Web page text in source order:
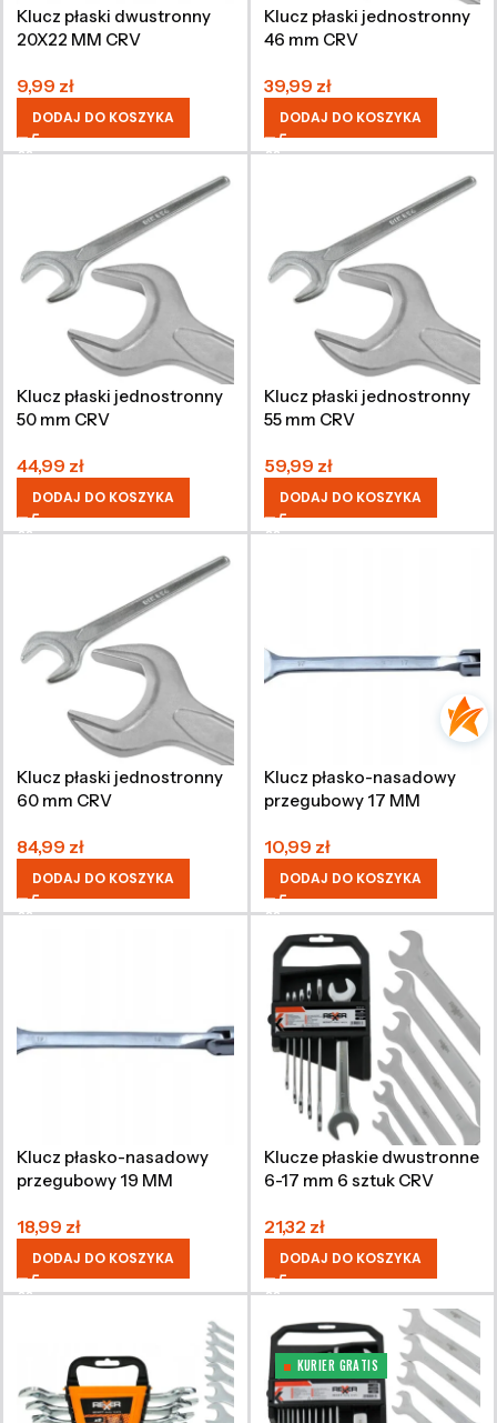
Klucz płaski dwustronny
20X22 MM CRV
9,99 zł
DODAJ DO KOSZYKA
Klucz płaski jednostronny
46 mm CRV
39,99 zł
DODAJ DO KOSZYKA
Klucz płaski jednostronny
50 mm CRV
44,99 zł
DODAJ DO KOSZYKA
Klucz płaski jednostronny
55 mm CRV
59,99 zł
DODAJ DO KOSZYKA
Klucz płaski jednostronny
60 mm CRV
84,99 zł
DODAJ DO KOSZYKA
Klucz płasko-nasadowy
przegubowy 17 MM
10,99 zł
DODAJ DO KOSZYKA
Klucz płasko-nasadowy
przegubowy 19 MM
18,99 zł
DODAJ DO KOSZYKA
Klucze płaskie dwustronne
6-17 mm 6 sztuk CRV
21,32 zł
DODAJ DO KOSZYKA
KURIER GRATIS